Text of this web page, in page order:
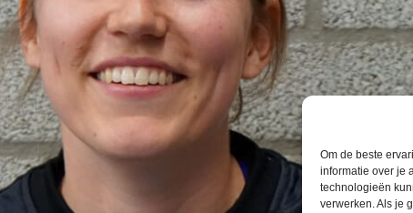
Om de beste
informatie over je
technologieën
verwerken. Als je